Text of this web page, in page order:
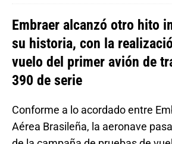
Embraer alcanzó otro hito
su historia, con la
vuelo del primer avión de
390 de serie
Conforme a lo acordado entre
Aérea Brasileña, la aeronave